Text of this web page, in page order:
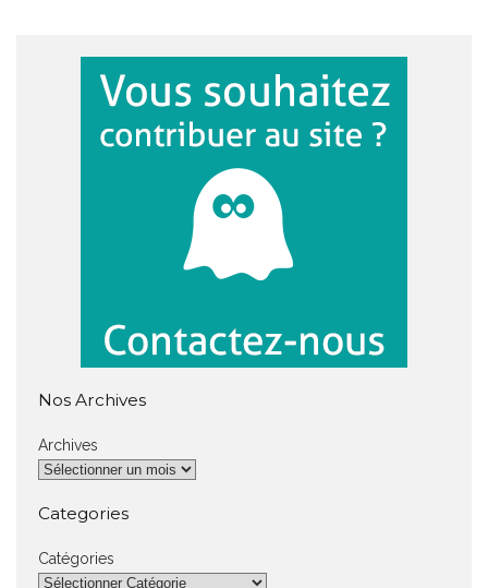
Nos Archives
Archives
Categories
Catégories